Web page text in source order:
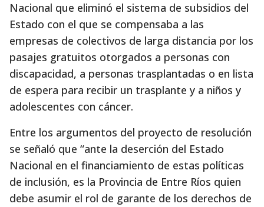
Nacional que eliminó el sistema de subsidios del
Estado con el que se compensaba a las
empresas de colectivos de larga distancia por los
pasajes gratuitos otorgados a personas con
discapacidad, a personas trasplantadas o en lista
de espera para recibir un trasplante y a niños y
adolescentes con cáncer.
Entre los argumentos del proyecto de resolución
se señaló que “ante la deserción del Estado
Nacional en el financiamiento de estas políticas
de inclusión, es la Provincia de Entre Ríos quien
debe asumir el rol de garante de los derechos de